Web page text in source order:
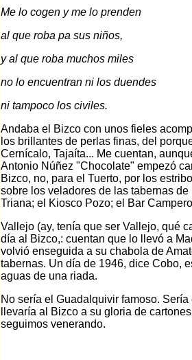
Me lo cogen y me lo prenden
al que roba pa sus niños,
y al que roba muchos miles
no lo encuentran ni los duendes
ni tampoco los civiles.
Andaba el Bizco con unos fieles
los brillantes de perlas finas, del
Cernícalo, Tajaíta... Me cuentan,
Antonio Núñez "Chocolate" empezó
Bizco, no, para el Tuerto, por los
sobre los veladores de las tabernas
Triana; el Kiosco Pozo; el Bar
Vallejo (ay, tenía que ser Vallejo, qué
día al Bizco,: cuentan que lo llevó a
volvió enseguida a su chabola de
tabernas. Un día de 1946, dice Cobo,
aguas de una riada.
No sería el Guadalquivir famoso.
llevaría al Bizco a su gloria de
seguimos venerando.